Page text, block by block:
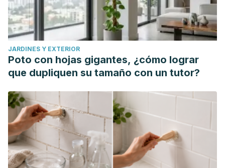
JARDINES Y EXTERIOR
Poto con hojas gigantes, ¿cómo lograr
que dupliquen su tamaño con un tutor?